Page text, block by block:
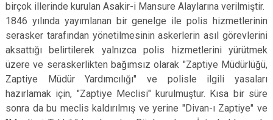
birçok illerinde kurulan Asakir-i Mansure Alaylarına verilmiştir.
1846 yılında yayımlanan bir genelge ile polis hizmetlerinin
serasker tarafından yönetilmesinin askerlerin asıl görevlerini
aksattığı belirtilerek yalnızca polis hizmetlerini yürütmek
üzere ve seraskerlikten bağımsız olarak "Zaptiye Müdürlüğü,
Zaptiye Müdür Yardımcılığı" ve polisle ilgili yasaları
hazırlamak için, "Zaptiye Meclisi" kurulmuştur. Kısa bir süre
sonra da bu meclis kaldırılmış ve yerine "Divan-ı Zaptiye" ve